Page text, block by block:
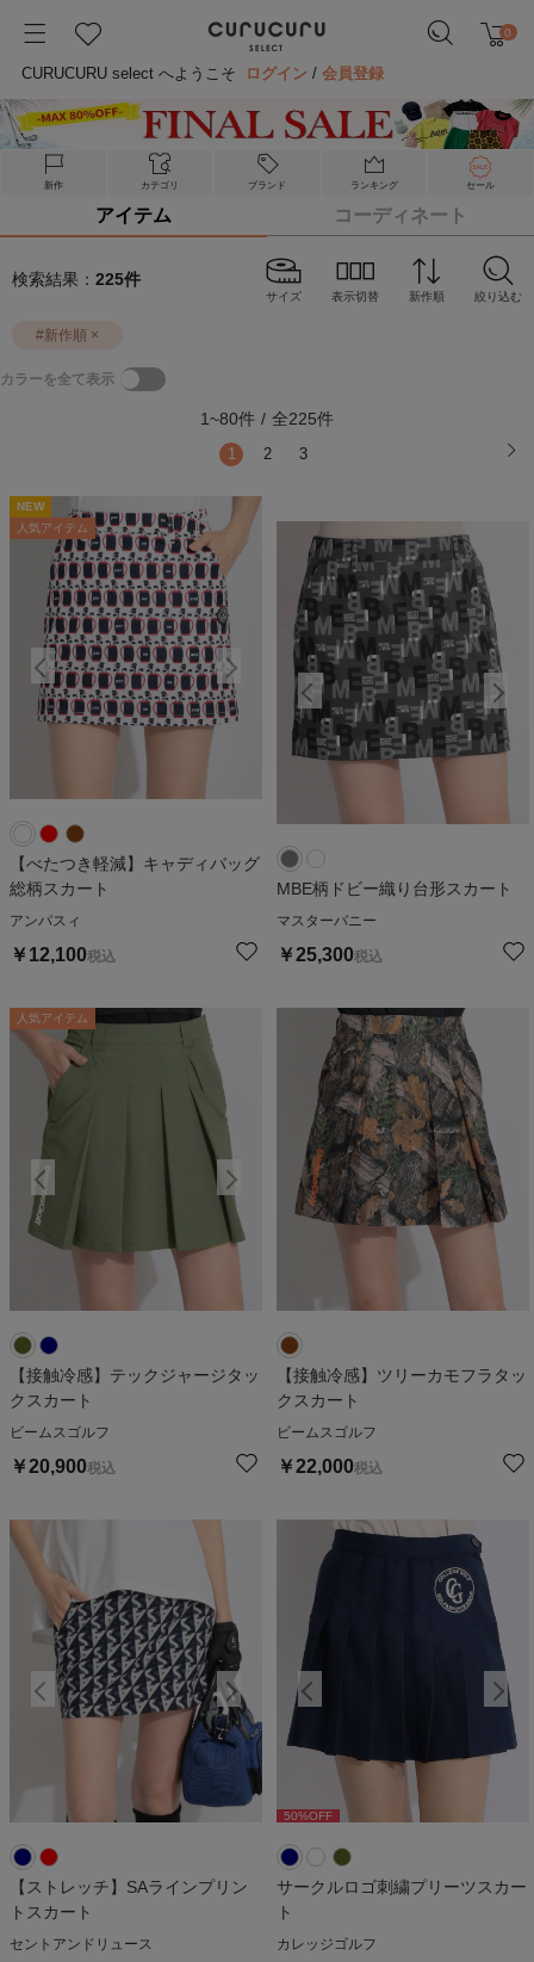
0
CURUCURU select へようこそ ログイン /会員登録
新作 カテゴリ ブランド ランキング セール
アイテム コーディネート
検索結果： 225件
サイズ 表示切替 新作順 絞り込む
#新作順 ×
カラーを全て表示
1~80件 / 全225件
1 2 3
NEW
人気アイテム
【べたつき軽減】キャディバッグ
総柄スカート
アンパスィ
￥ 12,100税込
MBE柄ドビー織り台形スカート
マスターバニー
￥25,300税込
人気アイテム 人気アイテム
【接触冷感】テックジャージタッ
クスカート
ビームスゴルフ
￥20,900税込
【接触冷感】ツリーカモフラタッ
クスカート
ビームスゴルフ
￥22,000税込
【ストレッチ】SAラインプリン
トスカート
セントアンドリュース
%OFF 50%OFF
サークルロゴ刺繍プリーツスカー
ト
カレッジゴルフ